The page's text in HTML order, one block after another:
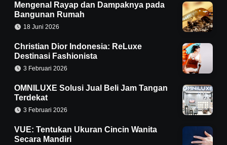
Mengenal Rayap dan Dampaknya pada
Bangunan Rumah
18 Juni 2026
Christian Dior Indonesia: ReLuxe
Destinasi Fashionista
3 Februari 2026
OMNILUXE Solusi Jual Beli Jam Tangan
Terdekat
3 Februari 2026
VUE: Tentukan Ukuran Cincin Wanita
Secara Mandiri